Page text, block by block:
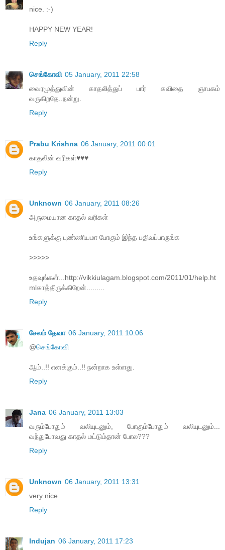
nice. :-)
HAPPY NEW YEAR!
Reply
செங்கோவி 05 January, 2011 22:58
வைரமுத்துவின் காதலித்துப் பார் கவிதை ஞாபகம்
வருகிறதே..நன்று.
Reply
Prabu Krishna 06 January, 2011 00:01
காதலின் வரிகள்♥♥♥
Reply
Unknown 06 January, 2011 08:26
அருமையான காதல் வரிகள்
உங்களுக்கு புண்ணியமா போகும் இந்த பதிவப்பாருங்க
>>>>>
உதவுங்கள்...http://vikkiulagam.blogspot.com/2011/01/help.ht
mlகாத்திருக்கிறேன்.........
Reply
சேலம் தேவா 06 January, 2011 10:06
@செங்கோவி
ஆம்..!! எனக்கும்..!! நன்றாக உள்ளது.
Reply
Jana 06 January, 2011 13:03
வரும்போதும் வலியுடனும், போகும்போதும் வலியுடனும்...
வந்துபோவது காதல் மட்டும்தான் போல???
Reply
Unknown 06 January, 2011 13:31
very nice
Reply
Indujan 06 January, 2011 17:23